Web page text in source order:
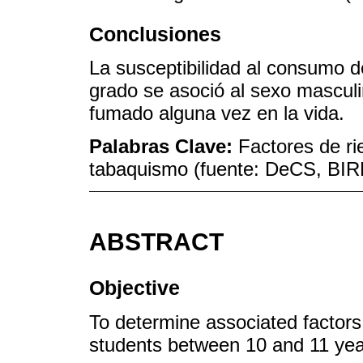
Conclusiones
La susceptibilidad al consumo
grado se asoció al sexo
fumado alguna vez en la vida.
Palabras Clave: Factores de
tabaquismo (fuente: DeCS,
ABSTRACT
Objective
To determine associated
students between 10 and 11